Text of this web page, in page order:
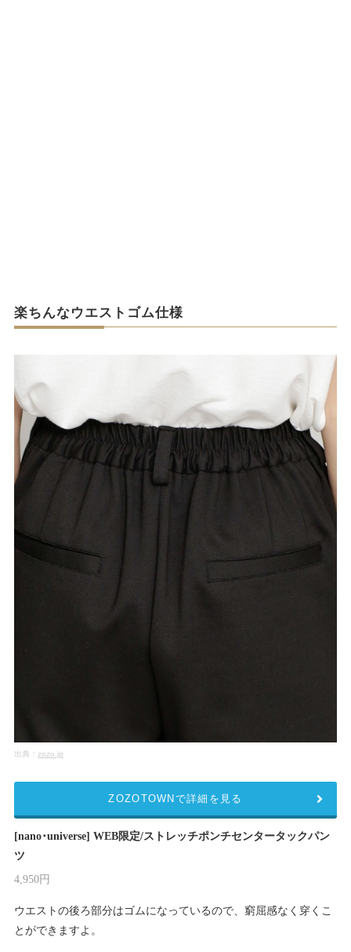
楽ちんなウエストゴム仕様
出典： zozo.jp
[nano･universe] WEB限定/ストレッチポンチセンタータックパン
ツ
4,950円
ウエストの後ろ部分はゴムになっているので、窮屈感なく穿くこ
とができますよ。
ZOZOTOWNで詳細を見る